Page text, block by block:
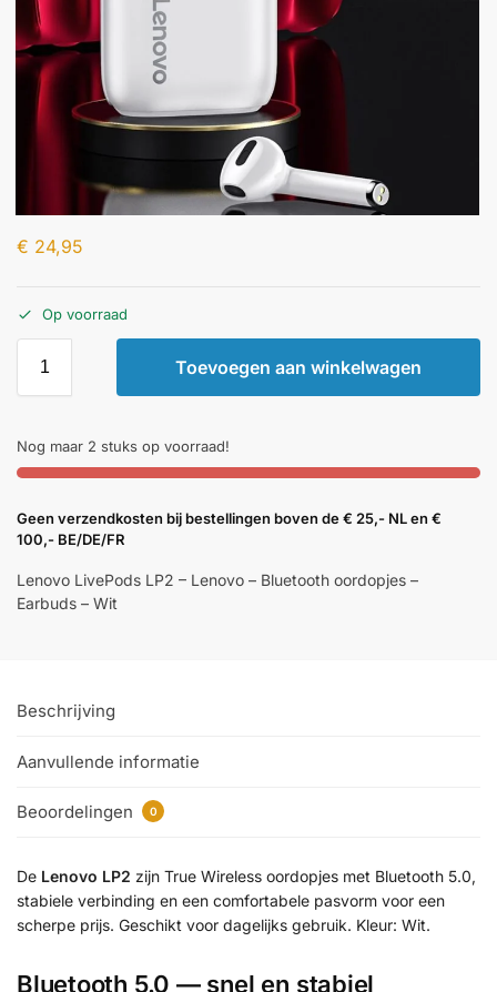
€ 24,95
Op voorraad
Toevoegen aan winkelwagen
Nog maar 2 stuks op voorraad!
Geen verzendkosten bij bestellingen boven de € 25,- NL en €
100,- BE/DE/FR
Lenovo LivePods LP2 – Lenovo – Bluetooth oordopjes –
Earbuds – Wit
Beschrijving
Aanvullende informatie
Beoordelingen 0
De Lenovo LP2 zijn True Wireless oordopjes met Bluetooth 5.0,
stabiele verbinding en een comfortabele pasvorm voor een
scherpe prijs. Geschikt voor dagelijks gebruik. Kleur: Wit.
Bluetooth 5.0 — snel en stabiel